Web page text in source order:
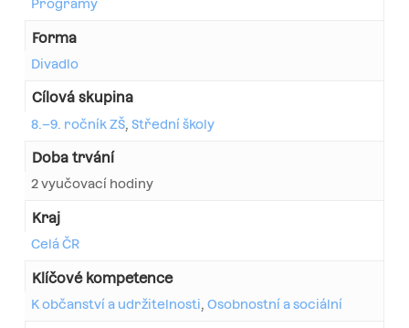
Programy
Forma
Divadlo
Cílová skupina
8.–9. ročník ZŠ, Střední školy
Doba trvání
2 vyučovací hodiny
Kraj
Celá ČR
Klíčové kompetence
K občanství a udržitelnosti, Osobnostní a sociální